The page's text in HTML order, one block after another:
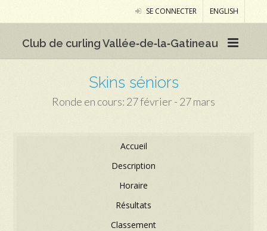
SE CONNECTER ENGLISH
Club de curling Vallée‑de‑la‑Gatineau
Skins séniors
Ronde en cours: 27 février - 27 mars
Accueil
Description
Horaire
Résultats
Classement